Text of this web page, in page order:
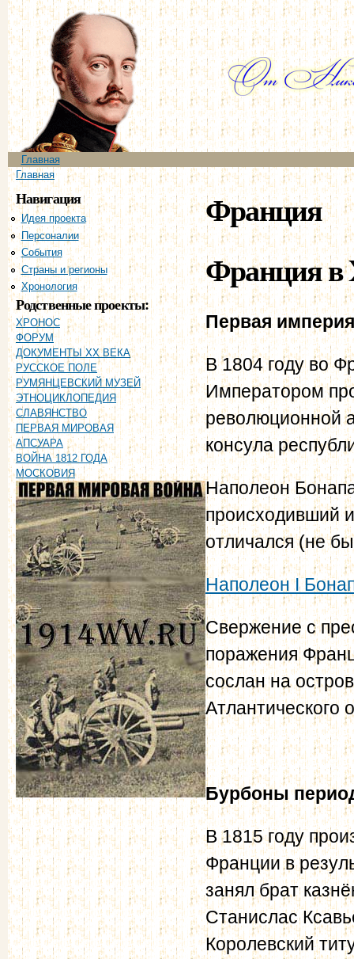
Главное меню
Главная
Вы здесь
Главная
Навигация
Идея проекта
Персоналии
События
Страны и регионы
Хронология
Родственные проекты:
ХРОНОС
ФОРУМ
ДОКУМЕНТЫ XX ВЕКА
РУССКОЕ ПОЛЕ
РУМЯНЦЕВСКИЙ МУЗЕЙ
ЭТНОЦИКЛОПЕДИЯ
СЛАВЯНСТВО
ПЕРВАЯ МИРОВАЯ
АПСУАРА
ВОЙНА 1812 ГОДА
МОСКОВИЯ
Франция
Франция в
Первая
В 1804 году во
Императором
революционной
консула
Наполеон
происходивший
отличался (не
Наполеон I
Свержение с
поражения
сослан на
Атлантического
Бурбоны
В 1815 году
Франции в
занял брат
Станислас
Королевский